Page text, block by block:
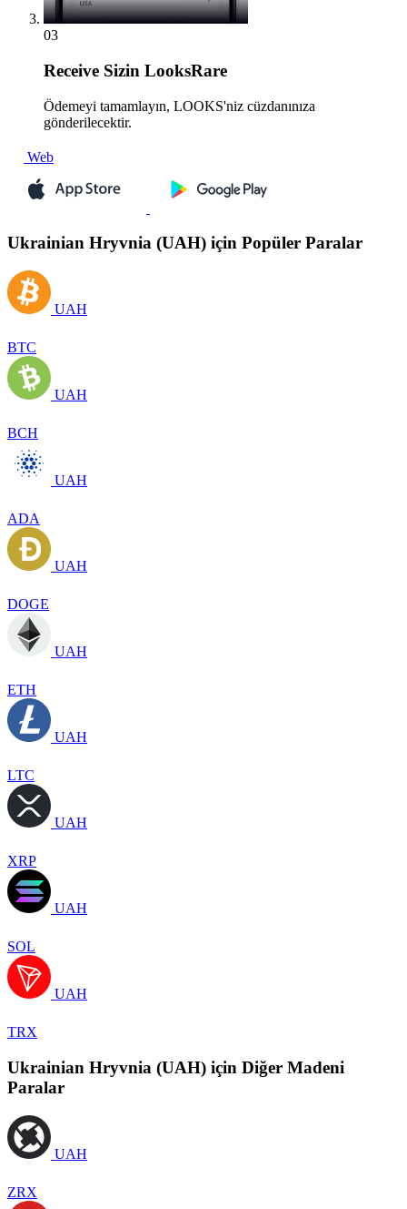
03
Receive Sizin LooksRare
Ödemeyi tamamlayın, LOOKS'niz cüzdanınıza
gönderilecektir.
Web
Ukrainian Hryvnia (UAH) için Popüler Paralar
UAH
BTC
UAH
BCH
UAH
ADA
UAH
DOGE
UAH
ETH
UAH
LTC
UAH
XRP
UAH
SOL
UAH
TRX
Ukrainian Hryvnia (UAH) için Diğer Madeni
Paralar
UAH
ZRX